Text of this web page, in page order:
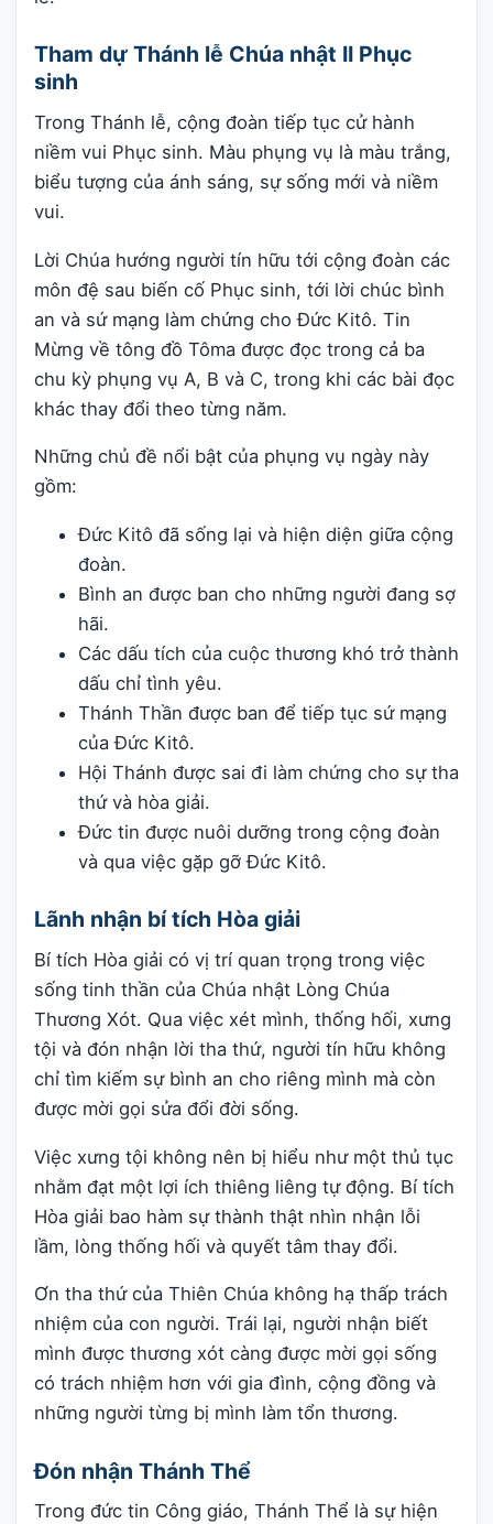
Tham dự Thánh lễ Chúa nhật II Phục
sinh
Trong Thánh lễ, cộng đoàn tiếp tục cử hành
niềm vui Phục sinh. Màu phụng vụ là màu trắng,
biểu tượng của ánh sáng, sự sống mới và niềm
vui.
Lời Chúa hướng người tín hữu tới cộng đoàn các
môn đệ sau biến cố Phục sinh, tới lời chúc bình
an và sứ mạng làm chứng cho Đức Kitô. Tin
Mừng về tông đồ Tôma được đọc trong cả ba
chu kỳ phụng vụ A, B và C, trong khi các bài đọc
khác thay đổi theo từng năm.
Những chủ đề nổi bật của phụng vụ ngày này
gồm:
Đức Kitô đã sống lại và hiện diện giữa cộng
đoàn.
Bình an được ban cho những người đang sợ
hãi.
Các dấu tích của cuộc thương khó trở thành
dấu chỉ tình yêu.
Thánh Thần được ban để tiếp tục sứ mạng
của Đức Kitô.
Hội Thánh được sai đi làm chứng cho sự tha
thứ và hòa giải.
Đức tin được nuôi dưỡng trong cộng đoàn
và qua việc gặp gỡ Đức Kitô.
Lãnh nhận bí tích Hòa giải
Bí tích Hòa giải có vị trí quan trọng trong việc
sống tinh thần của Chúa nhật Lòng Chúa
Thương Xót. Qua việc xét mình, thống hối, xưng
tội và đón nhận lời tha thứ, người tín hữu không
chỉ tìm kiếm sự bình an cho riêng mình mà còn
được mời gọi sửa đổi đời sống.
Việc xưng tội không nên bị hiểu như một thủ tục
nhằm đạt một lợi ích thiêng liêng tự động. Bí tích
Hòa giải bao hàm sự thành thật nhìn nhận lỗi
lầm, lòng thống hối và quyết tâm thay đổi.
Ơn tha thứ của Thiên Chúa không hạ thấp trách
nhiệm của con người. Trái lại, người nhận biết
mình được thương xót càng được mời gọi sống
có trách nhiệm hơn với gia đình, cộng đồng và
những người từng bị mình làm tổn thương.
Đón nhận Thánh Thể
Trong đức tin Công giáo, Thánh Thể là sự hiện